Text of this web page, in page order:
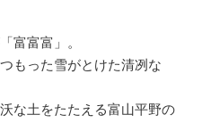
富富富」。
もった雪がとけた清冽な
な土をたたえる富山平野の